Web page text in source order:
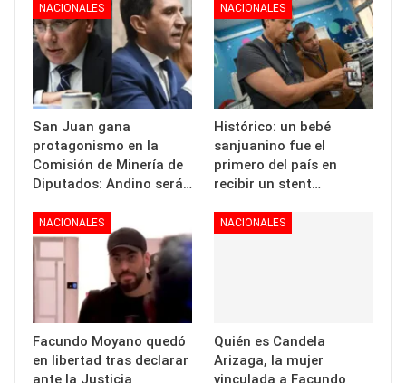
NACIONALES
San Juan gana
protagonismo en la
Comisión de Minería de
Diputados: Andino será…
NACIONALES
Histórico: un bebé
sanjuanino fue el
primero del país en
recibir un stent…
NACIONALES
Facundo Moyano quedó
en libertad tras declarar
ante la Justicia
NACIONALES
Quién es Candela
Arizaga, la mujer
vinculada a Facundo